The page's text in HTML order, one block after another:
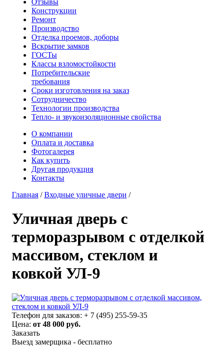
Отзывы
Конструкции
Ремонт
Производство
Отделка проемов, доборы
Вскрытие замков
ГОСТы
Классы взломостойкости
Потребительские
требования
Сроки изготовления на заказ
Сотрудничество
Технологии производства
Тепло- и звукоизоляционные свойства
О компании
Оплата и доставка
Фотогалерея
Как купить
Другая продукция
Контакты
Главная / Входные уличные двери /
Уличная дверь с
терморазрывом с отделкой
массивом, стеклом и
ковкой УЛ-9
Телефон для заказов: + 7 (495) 255-59-35
Цена: от 48 000 руб.
Заказать
Выезд замерщика - бесплатно